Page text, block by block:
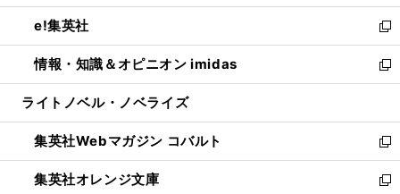
開
く
ウ
で
開
く
ン
ド
ウ
で
開
ウ
ィ
ン
ド
ウ
開
く
し
い
ウ
ィ
ン
ウ
で
開
く
e!集英社
新
し
い
ウ
ン
ド
ウ
で
情報・知識＆オピニオン imidas
新
し
ウ
ィ
ン
ド
ライトノベル・ノベライズ
集英社Webマガジン コバルト
新
し
い
集英社オレンジ文庫
新